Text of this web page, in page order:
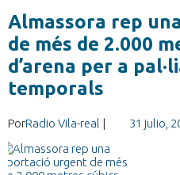
Almassora rep
de més de 2.000
d’arena per a
temporals
PorRadio Vila-real | 31 julio,